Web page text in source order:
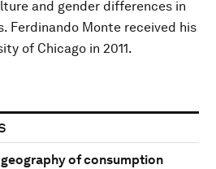
and gender differences in
Ferdinando Monte received his
of Chicago in 2011.
of consumption